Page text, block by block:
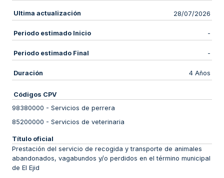
Ultima actualización 28/07/2026
Periodo estimado Inicio -
Periodo estimado Final -
Duración 4 Años
Códigos CPV
98380000 - Servicios de perrera
85200000 - Servicios de veterinaria
Título oficial
Prestación del servicio de recogida y transporte de animales
abandonados, vagabundos y/o perdidos en el término municipal
de El Ejid